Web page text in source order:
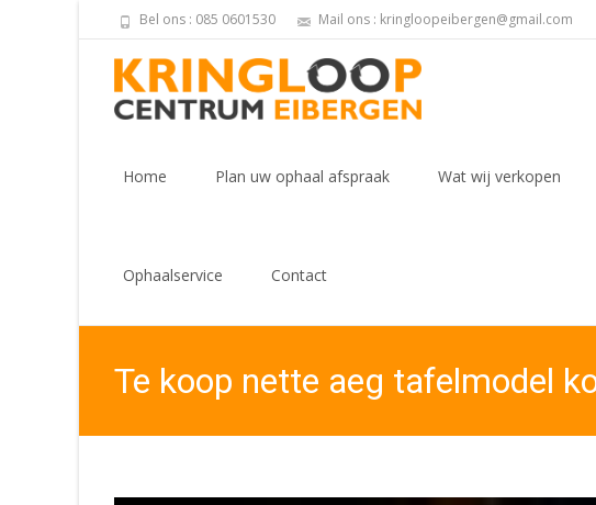
Bel ons : 085 0601530 Mail ons : kringloopeibergen@gmail.com
Home Plan uw ophaal afspraak Wat wij verkopen
Ophaalservice Contact
Te koop nette aeg tafelmodel